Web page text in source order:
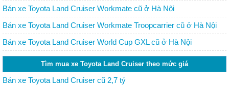
Bán xe Toyota Land Cruiser Workmate cũ ở Hà Nội
Bán xe Toyota Land Cruiser Workmate Troopcarrier cũ ở Hà Nội
Bán xe Toyota Land Cruiser World Cup GXL cũ ở Hà Nội
Tìm mua xe Toyota Land Cruiser theo mức giá
Bán xe Toyota Land Cruiser cũ 2,7 tỷ